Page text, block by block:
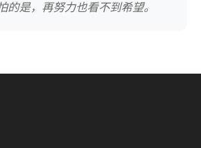
的是，再努力也看不到希望。